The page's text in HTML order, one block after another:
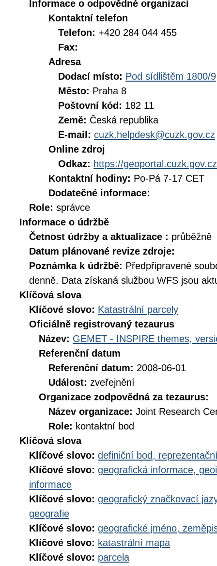
Informace o odpovědné organizaci
Kontaktní telefon
Telefon: +420 284 044 455
Fax:
Adresa
Dodací místo: Pod sídlištěm 1800/9
Město: Praha 8
Poštovní kód: 182 11
Země: Česká republika
E-mail: cuzk.helpdesk@cuzk.gov.cz
Online zdroj
Odkaz: https://geoportal.cuzk.gov.cz
Kontaktní hodiny: Po-Pá 7-17 CET
Dodatečné informace:
Role: správce
Informace o údržbě
Četnost údržby a aktualizace : průběžně
Datum plánované revize zdroje:
Poznámka k údržbě: Předpřipravené
denně. Data získaná službou WFS jsou
Klíčová slova
Klíčové slovo: Katastrální parcely
Oficiálně registrovaný tezaurus
Název: GEMET - INSPIRE themes,
Referenční datum
Referenční datum: 2008-06-01
Událost: zveřejnění
Organizace zodpovědná za tezaurus:
Název organizace: Joint Research
Role: kontaktní bod
Klíčová slova
Klíčové slovo: definiční bod,
Klíčové slovo: geografická informace,
informace
Klíčové slovo: geografický značkovací
geografie
Klíčové slovo: geografické jméno,
Klíčové slovo: katastrální mapa
Klíčové slovo: parcela